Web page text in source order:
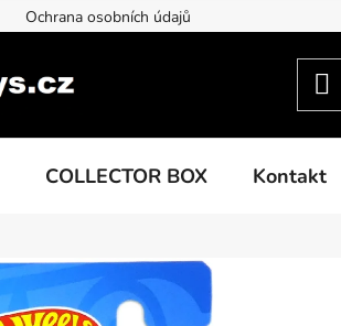
Ochrana osobních údajů
COLLECTOR BOX Kontakt